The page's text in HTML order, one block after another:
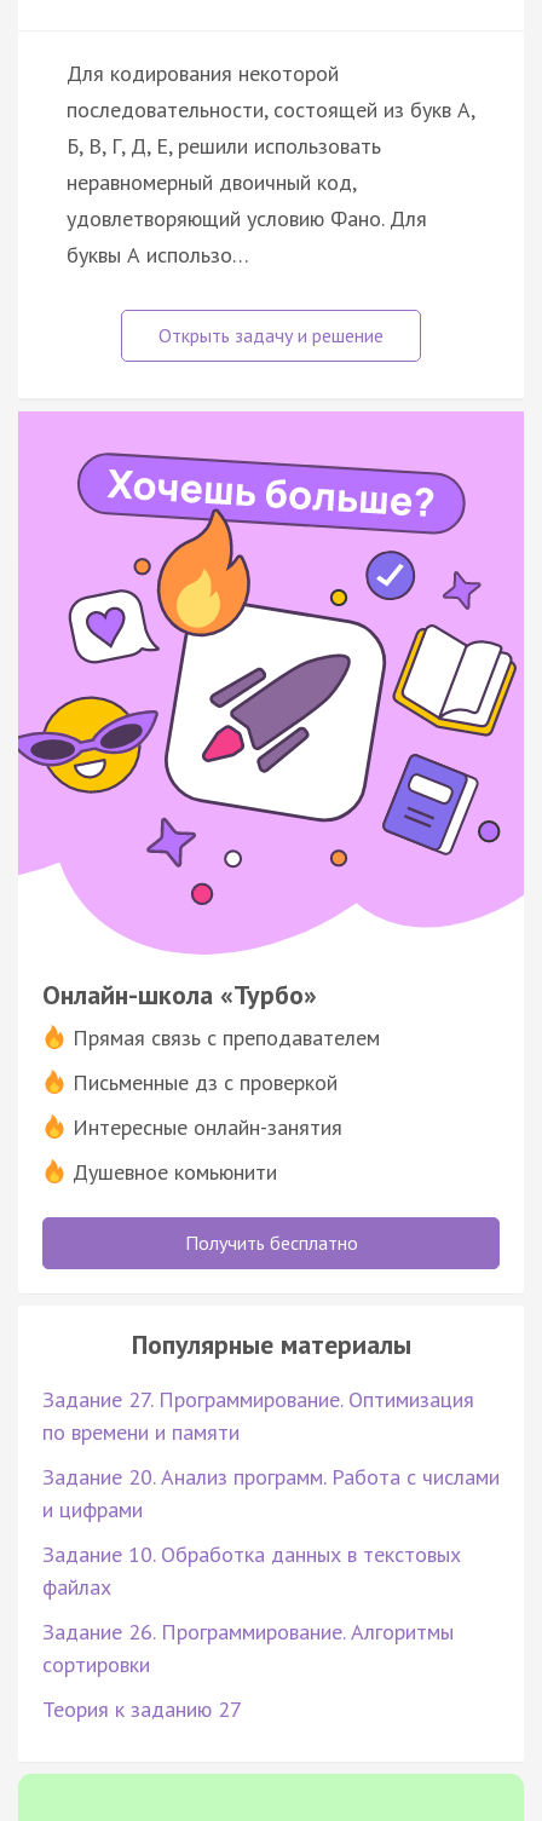
Для кодирования некоторой
последовательности, состоящей из букв А,
Б, В, Г, Д, Е, решили использовать
неравномерный двоичный код,
удовлетворяющий условию Фано. Для
буквы А использо…
Онлайн-школа «Турбо»
Прямая связь с преподавателем
Письменные дз с проверкой
Интересные онлайн-занятия
Душевное комьюнити
Получить бесплатно
Популярные материалы
Задание 27. Программирование. Оптимизация
по времени и памяти
Задание 20. Анализ программ. Работа с числами
и цифрами
Задание 10. Обработка данных в текстовых
файлах
Задание 26. Программирование. Алгоритмы
сортировки
Теория к заданию 27